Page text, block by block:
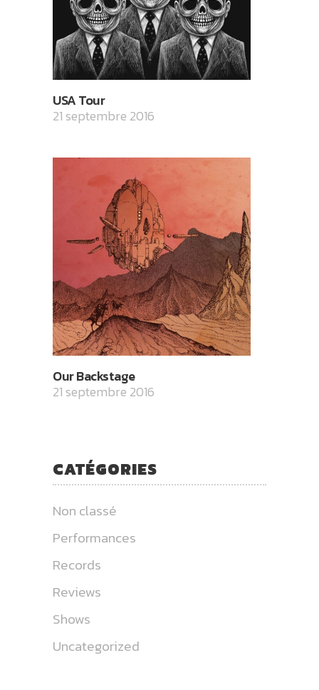
USA Tour
21 septembre 2016
Our Backstage
21 septembre 2016
CATÉGORIES
Non classé
Performances
Records
Reviews
Shows
Uncategorized